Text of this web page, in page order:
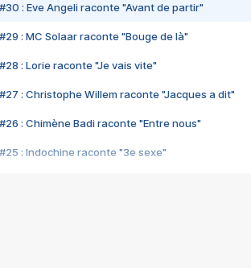
#30 : Eve Angeli raconte "Avant de partir"
#29 : MC Solaar raconte "Bouge de là"
#28 : Lorie raconte "Je vais vite"
#27 : Christophe Willem raconte "Jacques a dit"
#26 : Chimène Badi raconte "Entre nous"
#25 : Indochine raconte "3e sexe"